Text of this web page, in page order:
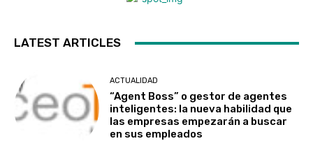
LATEST ARTICLES
ACTUALIDAD
“Agent Boss” o gestor de agentes
inteligentes: la nueva habilidad que
las empresas empezarán a buscar
en sus empleados